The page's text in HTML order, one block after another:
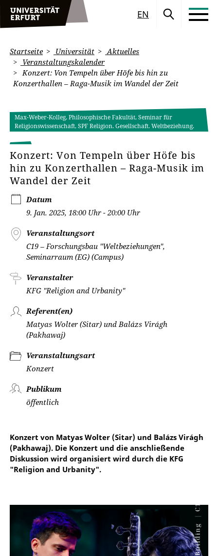
EN
Startseite Universität
Aktuelles
Veranstaltungskalender
Konzert: Von Tempeln über Höfe bis hin zu
Konzerthallen – Raga-Musik im Wandel der Zeit
Max-Weber-Kolleg, Philosophische Fakultät, Seminar für
Religionswissenschaft, SPF Religion. Gesellschaft. Weltbeziehung.
Konzert: Von Tempeln über Höfe bis
hin zu Konzerthallen – Raga-Musik im
Wandel der Zeit
Datum
9. Jan. 2025, 18:00 Uhr - 20:00 Uhr
Veranstaltungsort
C19 – Forschungsbau "Weltbeziehungen",
Seminarraum (EG) (Campus)
Veranstalter
KFG "Religion and Urbanity"
Referent(en)
Matyas Wolter (Sitar) und Balázs Virágh
(Pakhawaj)
Veranstaltungsart
Konzert
Publikum
öffentlich
Konzert von Matyas Wolter (Sitar) und Balázs Virágh
(Pakhawaj). Die Konzert und die anschließende
Diskussion wird organisiert wird durch die KFG
"Religion and Urbanity".